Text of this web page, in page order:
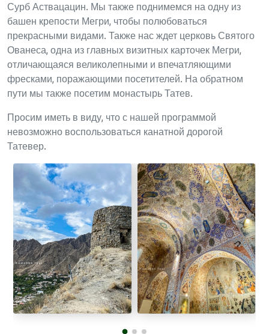
Сурб Аствацацин. Мы также поднимемся на одну из
башен крепости Мегри, чтобы полюбоваться
прекрасными видами. Также нас ждет церковь Святого
Ованеса, одна из главных визитных карточек Мегри,
отличающаяся великолепными и впечатляющими
фресками, поражающими посетителей. На обратном
пути мы также посетим монастырь Татев.
Просим иметь в виду, что с нашей программой
невозможно воспользоваться канатной дорогой
Татевер.